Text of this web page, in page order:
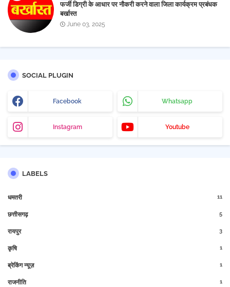
फर्जी डिग्री के आधार पर नौकरी करने वाला जिला कार्यक्रम प्रबंधक
बर्खास्त
June 03, 2025
SOCIAL PLUGIN
Facebook Whatsapp
Instagram Youtube
LABELS
धमतरी 11
छत्तीसगढ़ 5
रायपुर 3
कृषि 1
ब्रेकिंग न्यूज़ 1
राजनीति 1